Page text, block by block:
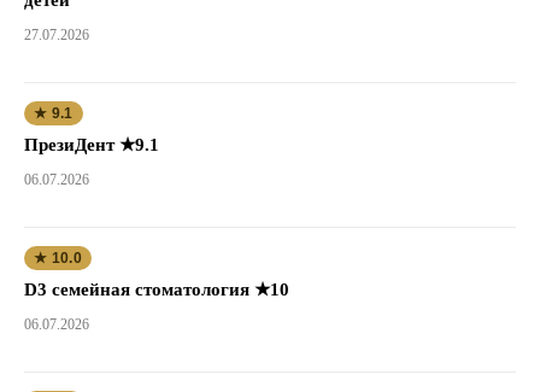
27.07.2026
★ 9.1
ПрезиДент ★9.1
06.07.2026
★ 10.0
D3 семейная стоматология ★10
06.07.2026